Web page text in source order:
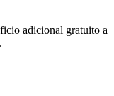
adicional gratuito a